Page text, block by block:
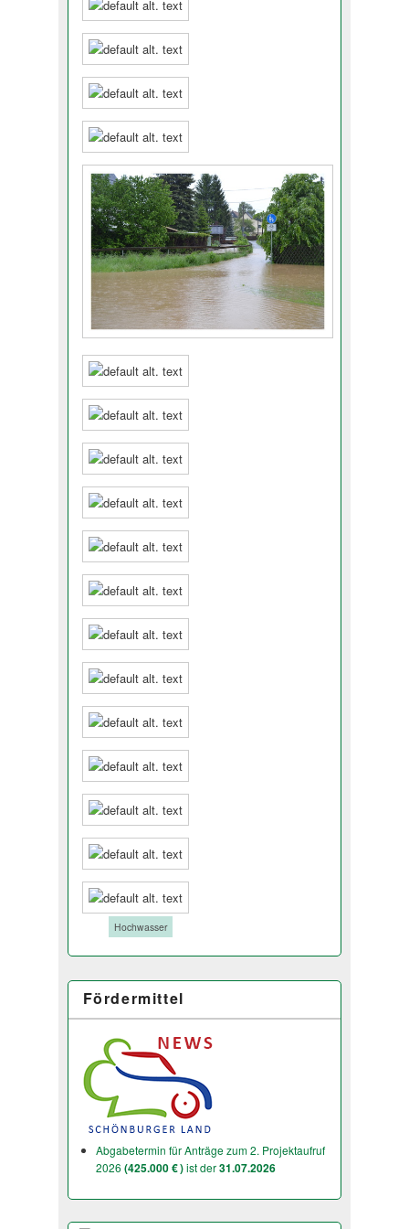
Hochwasser
Fördermittel
Abgabetermin für Anträge zum 2. Projektaufruf
2026 (425.000 € )ist der31.07.2026